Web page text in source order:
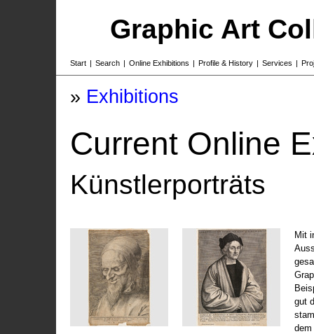
Graphic Art
Start | Search | Online Exhibitions | Profile & History | Services |
» Exhibitions
Current Online
Künstlerporträts
Mit
gut
dem